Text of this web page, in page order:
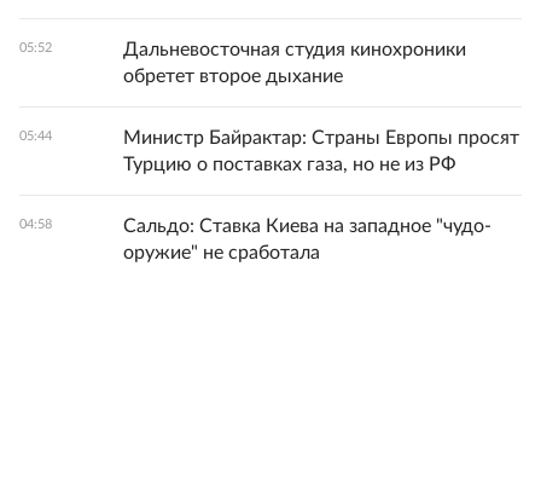
05:52
Дальневосточная студия кинохроники
обретет второе дыхание
05:44
Министр Байрактар: Страны Европы просят
Турцию о поставках газа, но не из РФ
04:58
Сальдо: Ставка Киева на западное "чудо-
оружие" не сработала